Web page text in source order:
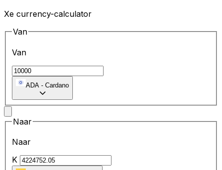
Xe currency-calculator
Van
Van
ADA - Cardano
Naar
Naar
K